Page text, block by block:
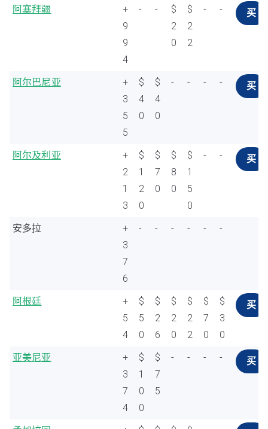
阿塞拜疆
+
9
9
4
- -
$
2
0
$
2
2
- - 买
阿尔巴尼亚
+
3
5
5
$
4
0
$
4
0
- - - - 买
阿尔及利亚
+
2
1
3
$
1
2
0
$
7
0
$
8
0
$
1
5
0
- - 买
安多拉
+
3
7
6
- - - - - -
阿根廷
+
5
4
$
5
0
$
2
6
$
2
0
$
2
2
$
7
0
$
3
0
买
亚美尼亚
+
3
7
4
$
1
0
0
$
7
5
- - - - 买